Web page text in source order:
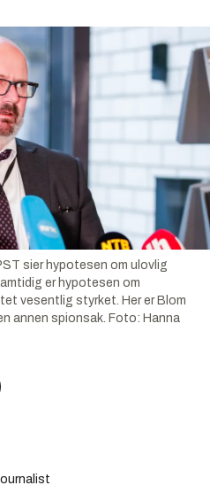
sier hypotesen om ulovlig
er hypotesen om
vesentlig styrket. Her er Blom
annen spionsak. Foto: Hanna